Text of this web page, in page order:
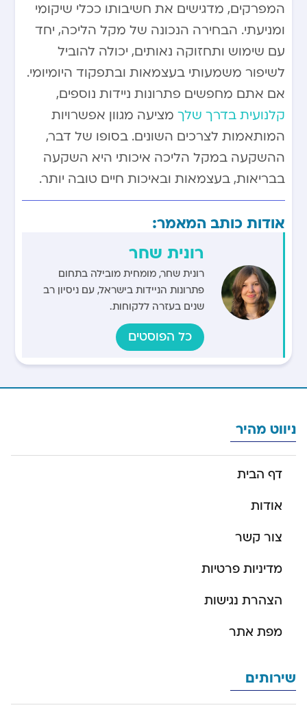
המפרקים, מדגישים את חשיבותו ככלי שיקומי
ומניעתי. הבחירה הנכונה של מקל הליכה, יחד
עם שימוש ותחזוקה נאותים, יכולה להוביל
לשיפור משמעותי בעצמאות ובתפקוד היומיומי.
אם אתם מחפשים פתרונות ניידות נוספים,
קלנועית בדרך שלך מציעה מגוון אפשרויות
המותאמות לצרכים השונים. בסופו של דבר,
ההשקעה במקל הליכה איכותי היא השקעה
בבריאות, בעצמאות ובאיכות חיים טובה יותר.
אודות כותב המאמר:
רונית שחר
רונית שחר, מומחית מובילה בתחום
פתרונות הניידות בישראל, עם ניסיון רב
שנים בעזרה ללקוחות.
כל הפוסטים
ניווט מהיר
דף הבית
אודות
צור קשר
מדיניות פרטיות
הצהרת נגישות
מפת אתר
שירותים